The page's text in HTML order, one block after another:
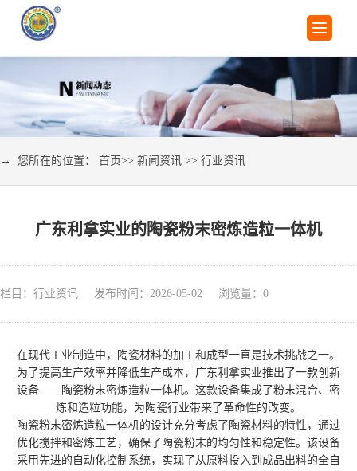
→ 您所在的位置： 首页>> 新闻资讯 >> 行业资讯
广东利拿实业的陶瓷粉末密炼造粒一体机
栏目：行业资讯 发布时间：2026-05-02 浏览量： 0
在现代工业制造中，陶瓷材料的加工和成型一直是技术挑战之一。
为了提高生产效率并降低生产成本，广东利拿实业推出了一款创新
设备——陶瓷粉末密炼造粒一体机。这款设备集成了粉末混合、密
炼和造粒功能，为陶瓷行业带来了革命性的改变。
陶瓷粉末密炼造粒一体机的设计充分考虑了陶瓷材料的特性，通过
优化搅拌和密炼工艺，确保了陶瓷粉末的均匀性和稳定性。该设备
采用先进的自动化控制系统，实现了从原料投入到成品出料的全自